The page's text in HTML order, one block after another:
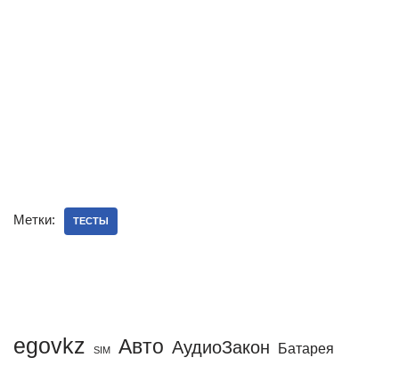
Метки: ТЕСТЫ
egovkz SIM Авто АудиоЗакон Батарея